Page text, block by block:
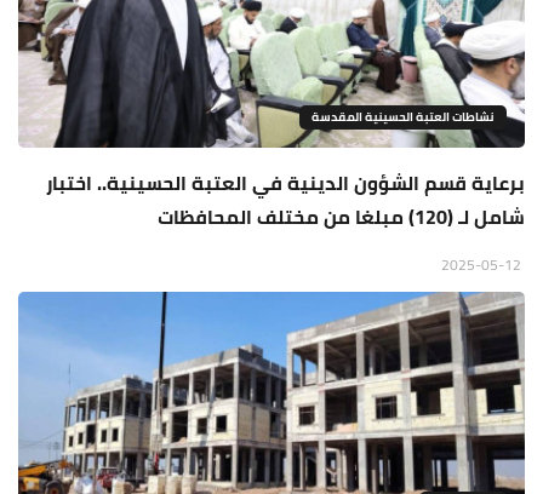
نشاطات العتبة الحسينية المقدسة
برعاية قسم الشؤون الدينية في العتبة الحسينية.. اختبار
شامل لـ (120) مبلغا من مختلف المحافظات